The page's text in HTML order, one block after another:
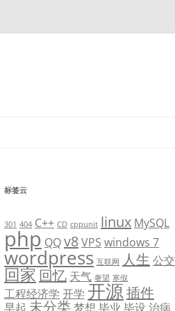
标签云
301 404 C++ CD cppunit linux MySQL
php QQv8VPS windows 7
wordpress 互联网 人生 公交
回家 回忆 天气 奢望 寒假
工程经济学 开学 开源插件
早起 未分类 梦想 毕业 毕设 治病